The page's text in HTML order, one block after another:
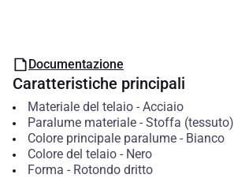
Documentazione
Caratteristiche principali
Materiale del telaio- Acciaio
Paralume materiale- Stoffa (tessuto)
Colore principale paralume- Bianco
Colore del telaio- Nero
Forma - Rotondo dritto